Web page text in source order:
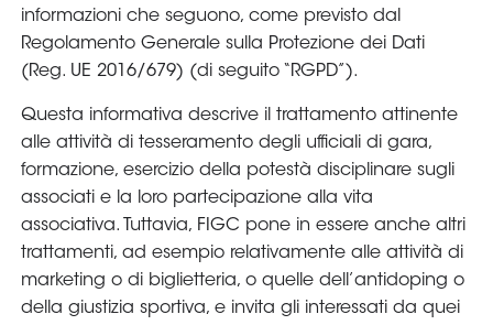
informazioni che seguono, come previsto dal
Regolamento Generale sulla Protezione dei Dati
(Reg. UE 2016/679) (di seguito “RGPD”).
Questa informativa descrive il trattamento attinente
alle attività di tesseramento degli ufficiali di gara,
formazione, esercizio della potestà disciplinare sugli
associati e la loro partecipazione alla vita
associativa. Tuttavia, FIGC pone in essere anche altri
trattamenti, ad esempio relativamente alle attività di
marketing o di biglietteria, o quelle dell’antidoping o
della giustizia sportiva, e invita gli interessati da quei